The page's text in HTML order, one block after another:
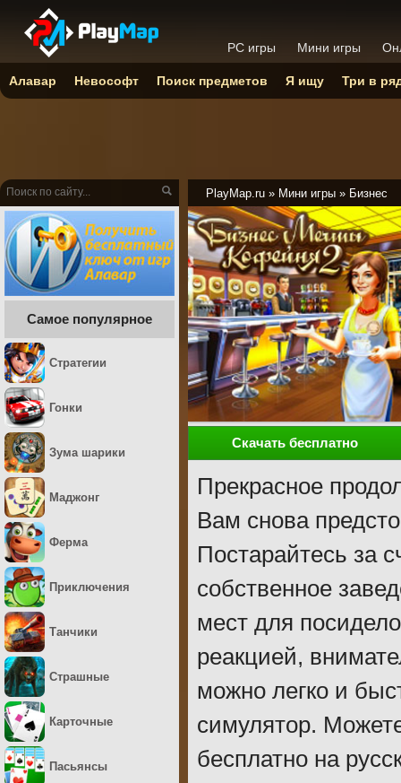
PlayMap.ru » Мини игры » Бизнес
Скачать бесплатно
Прекрасное
Вам снова
Постарайтесь за
собственное
мест для
реакцией,
можно легко и
симулятор.
бесплатно на
Самое популярное
Стратегии
Гонки
Зума шарики
Маджонг
Ферма
Приключения
Танчики
Страшные
Карточные
Пасьянсы
PC игры Мини игры
Алавар Невософт Поиск предметов Я ищу Три в